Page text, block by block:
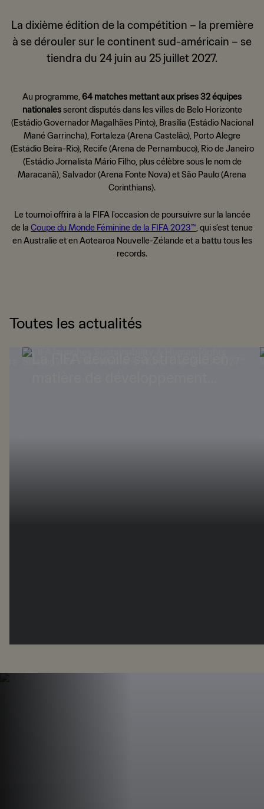
La dixième édition de la compétition – la première
à se dérouler sur le continent sud-américain – se
tiendra du 24 juin au 25 juillet 2027.
Au programme,64 matches mettant aux prises 32 équipes
nationalesseront disputés dans les villes de Belo Horizonte
(Estádio Governador Magalhães Pinto), Brasília (Estádio Nacional
Mané Garrincha), Fortaleza (Arena Castelão), Porto Alegre
(Estádio Beira-Rio), Recife (Arena de Pernambuco), Rio de Janeiro
(Estádio Jornalista Mário Filho, plus célèbre sous le nom de
Maracanã), Salvador (Arena Fonte Nova) et São Paulo (Arena
Corinthians).
Le tournoi offrira à la FIFA l'occasion de poursuivre sur la lancée
de la Coupe du Monde Féminine de la FIFA 2023™, qui s’est tenue
en Australie et en Aotearoa Nouvelle-Zélande et a battu tous les
records.
Toutes les actualités